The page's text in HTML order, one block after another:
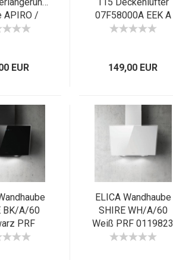
APIRO /
EUR
07F58000A EEK A
149,00 EUR
BK/A/60
PRF
EEK B
ELICA Wandhaube
SHIRE WH/A/60
Weiß PRF 0119823
EEK B